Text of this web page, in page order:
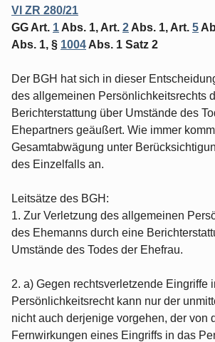
VI ZR 280/21
GG Art. 1 Abs. 1, Art. 2 Abs. 1, Art. 5
Abs. 1, § 1004 Abs. 1 Satz 2
Der BGH hat sich in dieser
des allgemeinen Persönlichkeitsrechts
Berichterstattung über Umstände des
Ehepartners geäußert. Wie immer
Gesamtabwägung unter
des Einzelfalls an.
Leitsätze des BGH:
1. Zur Verletzung des allgemeinen
des Ehemanns durch eine
Umstände des Todes der Ehefrau.
2. a) Gegen rechtsverletzende Eingriffe
Persönlichkeitsrecht kann nur der
nicht auch derjenige vorgehen, der von
Fernwirkungen eines Eingriffs in das